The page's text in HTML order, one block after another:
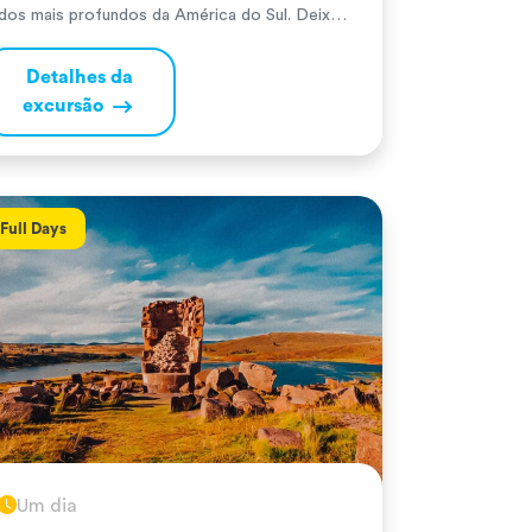
mais profundos da América do Sul. Deixe-
ave mais pesada do mundo. Trata-se de uma
desfrutar de belas paisagens, comida deliciosa
relaxar com um […]
Detalhes da
excursão
Full Days
Um dia